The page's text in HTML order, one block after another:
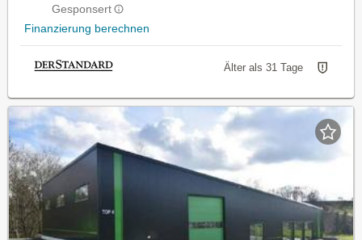
Gesponsert
Finanzierung berechnen
Älter als 31 Tage